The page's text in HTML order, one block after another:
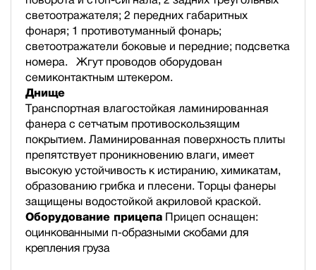
светоотражателя; 2 передних габаритных
фонаря; 1 противотуманный фонарь;
светоотражатели боковые и передние; подсветка
номера. Жгут проводов оборудован
семиконтактным штекером.
Днище
Транспортная влагостойкая ламинированная
фанера с сетчатым противоскользящим
покрытием. Ламинированная поверхность плиты
препятствует проникновению влаги, имеет
высокую устойчивость к истиранию, химикатам,
образованию грибка и плесени. Торцы фанеры
защищены водостойкой акриловой краской.
Оборудование прицепа Прицеп оснащен:
оцинкованными п-образными скобами для
крепления груза